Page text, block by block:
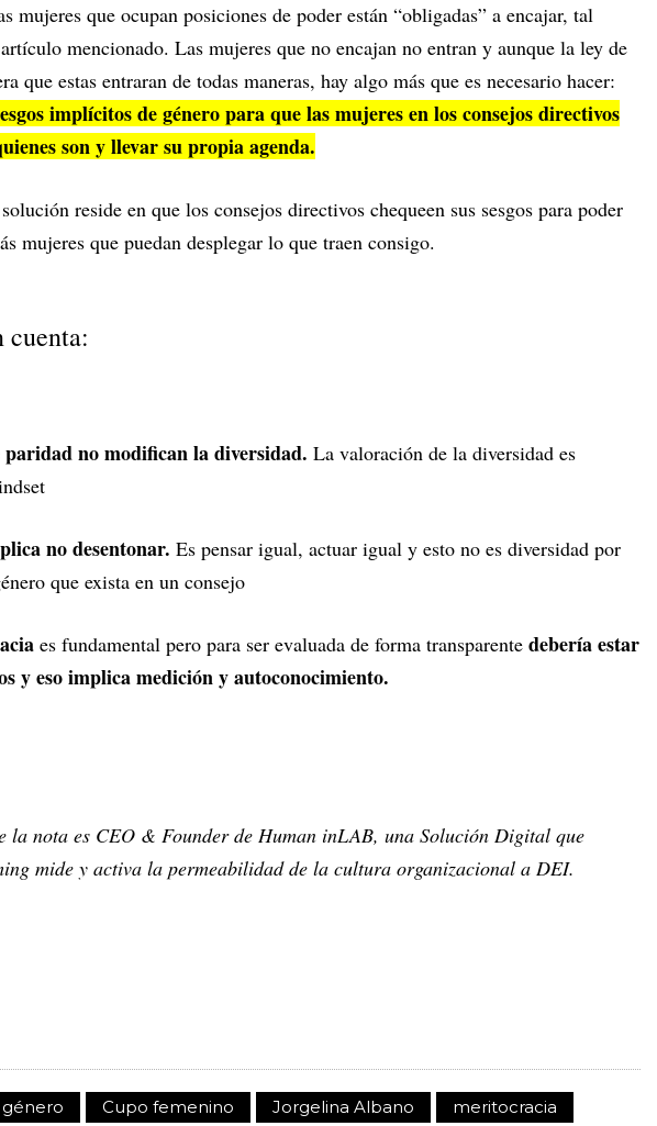
mujeres que ocupan posiciones de poder están “obligadas” a encajar, tal
mencionado. Las mujeres que no encajan no entran y aunque la ley de
que estas entraran de todas maneras, hay algo más que es necesario hacer:
implícitos de género para que las mujeres en los consejos directivos
son y llevar su propia agenda.
reside en que los consejos directivos chequeen sus sesgos para poder
mujeres que puedan desplegar lo que traen consigo.
cuenta:
paridad no modifican la diversidad. La valoración de la diversidad es
no desentonar. Es pensar igual, actuar igual y esto no es diversidad por
que exista en un consejo
es fundamental pero para ser evaluada de forma transparente debería estar
y eso implica medición y autoconocimiento.
la nota es CEO & Founder de Human inLAB, una Solución Digital que
mide y activa la permeabilidad de la cultura organizacional a DEI.
Cupo femenino Jorgelina Albano meritocracia